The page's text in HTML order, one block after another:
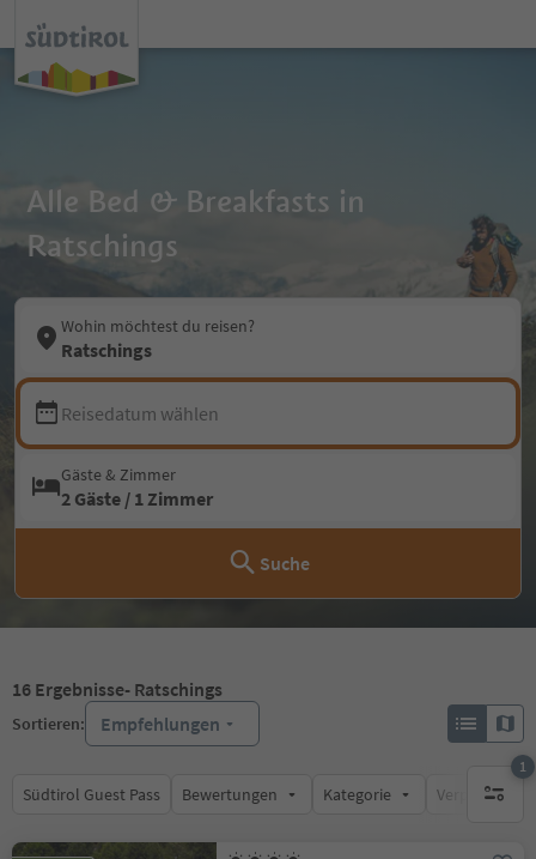
Alle Bed & Breakfasts in
Ratschings
Wohin möchtest du reisen?
Ratschings
Reisedatum wählen
Gäste & Zimmer
2 Gäste / 1 Zimmer
Suche
16 Ergebnisse- Ratschings
Sortieren: Empfehlungen
Südtirol Guest Pass Bewertungen Kategorie
1
1